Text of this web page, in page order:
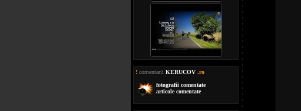
! comentarii KERUCOV .ro
fotografii comentate
articole comentate